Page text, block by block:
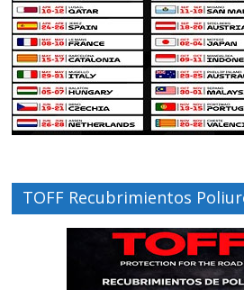
TOFF Recubrimientos